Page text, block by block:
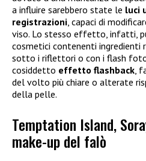
a influire sarebbero state le luci
registrazioni, capaci di
viso. Lo stesso effetto, infatti,
cosmetici contenenti
sotto i riflettori o con i flash
cosiddetto effetto flashback,
del volto più chiare o alterate
della pelle.
Temptation Island,
make-up del falò